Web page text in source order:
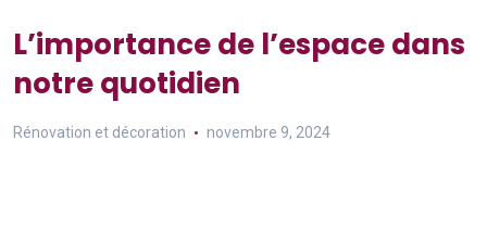
L’importance de l’espace dans
notre quotidien
Rénovation et décoration novembre 9, 2024